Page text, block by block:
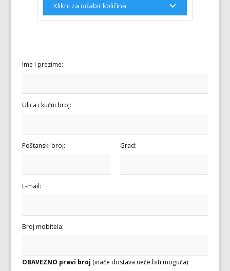
Ime i prezime:
Ulica i kućni broj:
Poštanski broj: Grad:
E-mail:
Broj mobitela:
OBAVEZNO pravi broj (inače dostava neće biti moguća)